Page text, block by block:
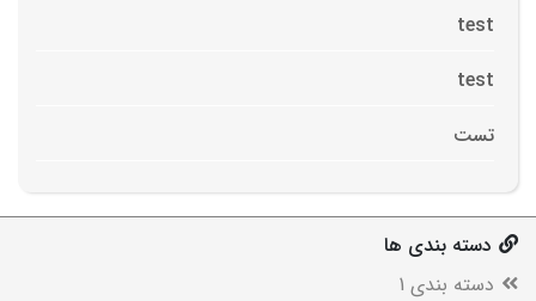
test
test
تست
دسته بندی ها
دسته بندی 1